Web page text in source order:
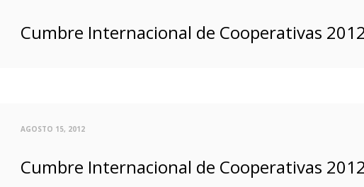
Cumbre Internacional de Cooperativas
AGOSTO 15, 2012
Cumbre Internacional de Cooperativas